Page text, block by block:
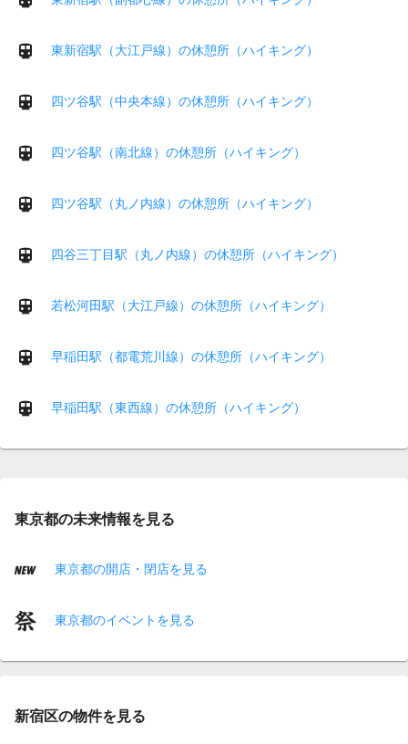
東新宿駅（大江戸線）の休憩所（ハイキング）
四ツ谷駅（中央本線）の休憩所（ハイキング）
四ツ谷駅（南北線）の休憩所（ハイキング）
四ツ谷駅（丸ノ内線）の休憩所（ハイキング）
四谷三丁目駅（丸ノ内線）の休憩所（ハイキング）
若松河田駅（大江戸線）の休憩所（ハイキング）
早稲田駅（都電荒川線）の休憩所（ハイキング）
早稲田駅（東西線）の休憩所（ハイキング）
東京都の未来情報を見る
東京都の開店・閉店を見る
東京都のイベントを見る
新宿区の物件を見る